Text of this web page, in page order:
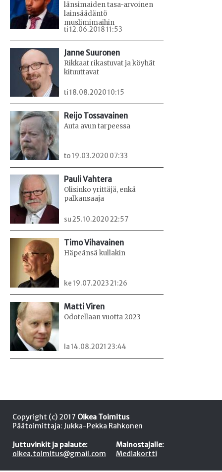
länsimaiden tasa-arvoinen
lainsäädäntö
muslimimaihin
ti 12.06.2018 11:53
Janne Suuronen
Rikkaat rikastuvat ja köyhät
kituuttavat
ti 18.08.2020 10:15
Reijo Tossavainen
Auta avun tarpeessa
to 19.03.2020 07:33
Pauli Vahtera
Olisinko yrittäjä, enkä
palkansaaja
su 25.10.2020 22:57
Timo Vihavainen
Häpeänsä kullakin
ke 19.07.2023 21:26
Matti Viren
Odotellaan vuotta 2023
la 14.08.2021 23:44
Copyright (c) 2017 Oikea Toimitus
Päätoimittaja: Jukka-Pekka Rahkonen
Juttuvinkit ja palaute:
oikea.toimitus@gmail.com
Mainostajalle:
Mediakortti